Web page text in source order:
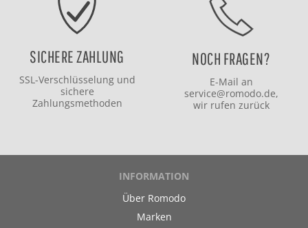
SICHERE ZAHLUNG
SSL-Verschlüsselung und
sichere
Zahlungsmethoden
NOCH FRAGEN?
E-Mail an
service@romodo.de,
wir rufen zurück
INFORMATION
Über Romodo
Marken